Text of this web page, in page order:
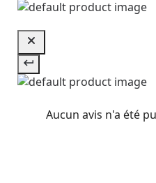
Aucun avis n'a été